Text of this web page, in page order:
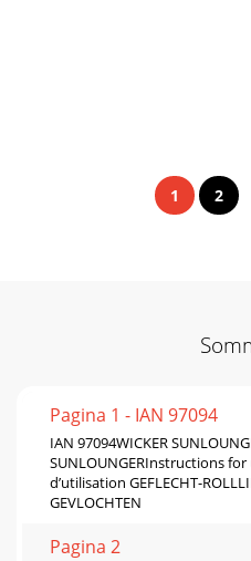
1 2
Pagina 1 - IAN 97094
IAN 97094WICKER
SUNLOUNGERInstructions for
d’utilisation GEFLECHT-
GEVLOCHTEN
Pagina 2